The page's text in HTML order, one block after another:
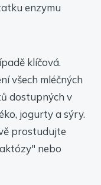
enzymu
klíčová.
všech mléčných
dostupných v
jogurty a sýry.
prostudujte
nebo